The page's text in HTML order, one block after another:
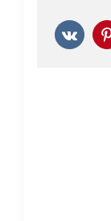
Pinterest
Vk